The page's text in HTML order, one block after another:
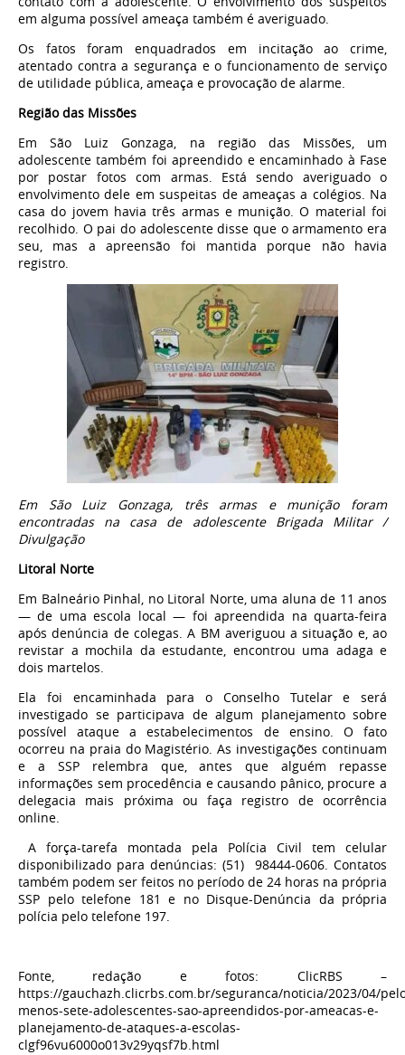
em alguma possível ameaça também é averiguado.
Os fatos foram enquadrados em incitação ao crime,
atentado contra a segurança e o funcionamento de serviço
de utilidade pública, ameaça e provocação de alarme.
Região das Missões
Em São Luiz Gonzaga, na região das Missões, um
adolescente também foi apreendido e encaminhado à Fase
por postar fotos com armas. Está sendo averiguado o
envolvimento dele em suspeitas de ameaças a colégios. Na
casa do jovem havia três armas e munição. O material foi
recolhido. O pai do adolescente disse que o armamento era
seu, mas a apreensão foi mantida porque não havia
registro.
Em São Luiz Gonzaga, três armas e munição foram
encontradas na casa de adolescente Brigada Militar /
Divulgação
Litoral Norte
Em Balneário Pinhal, no Litoral Norte, uma aluna de 11 anos
— de uma escola local — foi apreendida na quarta-feira
após denúncia de colegas. A BM averiguou a situação e, ao
revistar a mochila da estudante, encontrou uma adaga e
dois martelos.
Ela foi encaminhada para o Conselho Tutelar e será
investigado se participava de algum planejamento sobre
possível ataque a estabelecimentos de ensino. O fato
ocorreu na praia do Magistério. As investigações continuam
e a SSP relembra que, antes que alguém repasse
informações sem procedência e causando pânico, procure a
delegacia mais próxima ou faça registro de ocorrência
online.
A força-tarefa montada pela Polícia Civil tem celular
disponibilizado para denúncias: (51) 98444-0606. Contatos
também podem ser feitos no período de 24 horas na própria
SSP pelo telefone 181 e no Disque-Denúncia da própria
polícia pelo telefone 197.
Fonte, redação e fotos: ClicRBS –
https://gauchazh.clicrbs.com.br/seguranca/noticia/2023/04/
menos-sete-adolescentes-sao-apreendidos-por-ameacas-e-
planejamento-de-ataques-a-escolas-
clgf96vu6000o013v29yqsf7b.html